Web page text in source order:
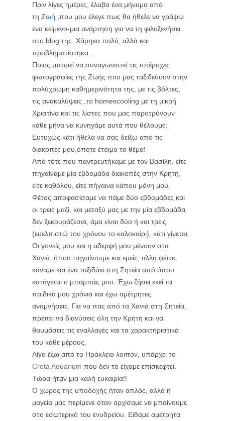
Πριν λίγες ημέρες, έλαβα ένα μήνυμα από
τη Ζωή ,που μου έλεγε πως θα ήθελε να γράψω
ένα κείμενο-μια ανάρτηση για να τη φιλοξενήσει
στο blog της. Χάρηκα πολύ, αλλά και
προβληματίστηκα…
Ποιος μπορεί να συναγωνιστεί τις υπέροχες
φωτογραφίες της Ζωής που μας ταξιδεύουν στην
πολύχρωμη καθημερινότητα της, με τις βόλτες,
τις ανακαλύψεις ,το homescooling με τη μικρή
Χριστίνα και τις λίστες που μας παροτρύνουν
κάθε μήνα να κυνηγάμε αυτά που θέλουμε;
Ευτυχώς κάτι ήθελα να σας δείξω από τις
διακοπές μου,οπότε έτοιμο το θέμα!
Από τότε που παντρευτήκαμε με τον Βασίλη, είτε
πηγαίναμε μία εβδομάδα διακοπές στην Κρήτη,
είτε καθόλου, είτε πήγαινα κάπου μόνη μου.
Φέτος αποφασίσαμε να πάμε δύο εβδομάδες και
οι τρεις μαζί, και μεταξύ μας με την μία εβδομάδα
δεν ξεκουράζεσαι, άμα είναι δύο ή και τρεις
(ευελπιστώ του χρόνου το καλοκαίρι), κάτι γίνεται.
Οι γονείς μου και η αδερφή μου μένουν στα
Χανιά, όπου πηγαίνουμε και εμείς, αλλά φέτος
κάναμε και ένα ταξιδάκι στη Σητεία από όπου
κατάγεται ο μπαμπάς μου. Έχω ζήσει εκεί τα
παιδικά μου χρόνια και έχω αμέτρητες
αναμνήσεις. Για να πας από τα Χανιά στη Σητεία,
πρέπει να διανύσεις όλη την Κρήτη και να
θαυμάσεις τις εναλλαγές και τα χαρακτηριστικά
του κάθε μέρους.
Λίγο έξω από το Ηράκλειο λοιπόν, υπάρχει το
Creta Aquarium που δεν το είχαμε επισκεφτεί.
Τώρα ήταν μια καλή ευκαιρία!!
Ο χώρος της υποδοχής ήταν απλός, αλλά η
μαγεία μας περίμενε όταν αρχίσαμε να μπαίνουμε
στο εσωτερικό του ενυδρείου. Είδαμε αμέτρητα